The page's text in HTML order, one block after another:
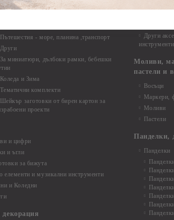
и Детски елементи
- море, планина ,транспорт
миниатюри, дълбоки рамки, бебешки
и Зима
комплекти
заготовки от бирен картон за
проекти
и цифри
и ъгли
за бижута
елементи и музикални инструменти
и Коледни
Други
инструменти
Моливи,
пастели и
Восъци
Маркери,
Моливи
Пастели
Панделки,
Панделки